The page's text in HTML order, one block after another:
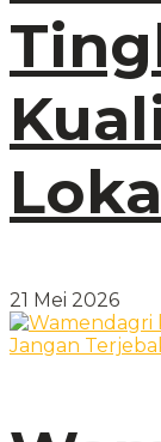
21 Mei 2026